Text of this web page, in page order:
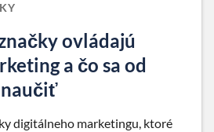
ovládajú
a čo sa od
naučiť
digitálneho marketingu, ktoré